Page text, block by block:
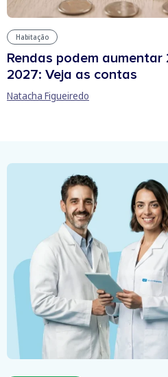
Habitação
Rendas podem aumentar
2027: Veja as contas
Natacha Figueiredo